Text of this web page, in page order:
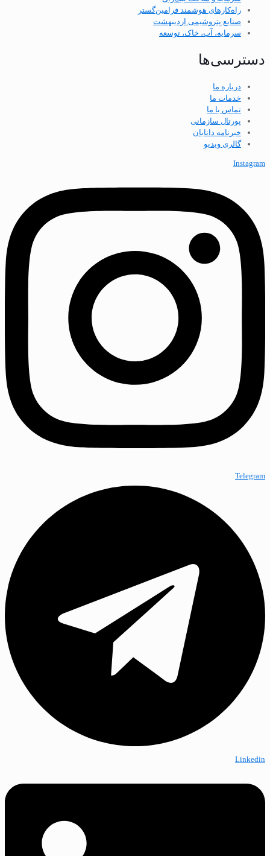
راه‌کارهای هوشمند فرامین‌گستر
صنایع پتروشیمی اردیبهشت
سرمایه، آب، خاک، توسعه
دسترسی‌ها
درباره ما
خدمات ما
تماس با ما
پورتال سازمانی
خبرنامه دانایان
گالری ویدیو
Instagram
Telegram
Linkedin